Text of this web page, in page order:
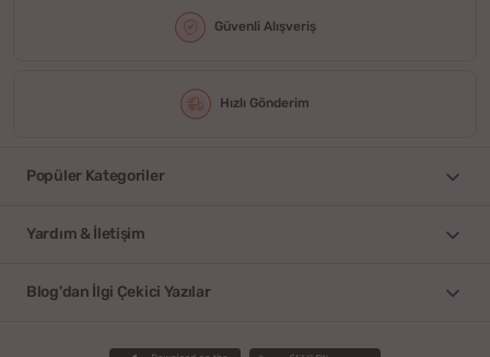
Güvenli Alışveriş
Hızlı Gönderim
Popüler Kategoriler
Yardım & İletişim
Blog'dan İlgi Çekici Yazılar